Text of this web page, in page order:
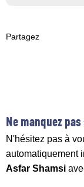
Partagez
Ne manquez
N'hésitez pas à
automatiquement
Asfar Shamsi